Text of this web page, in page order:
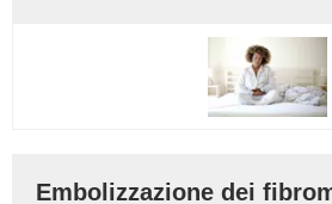
Embolizzazione dei